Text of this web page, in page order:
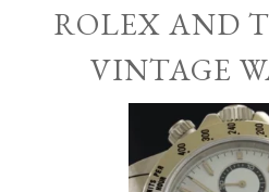
ROLEX AND
VINTAGE